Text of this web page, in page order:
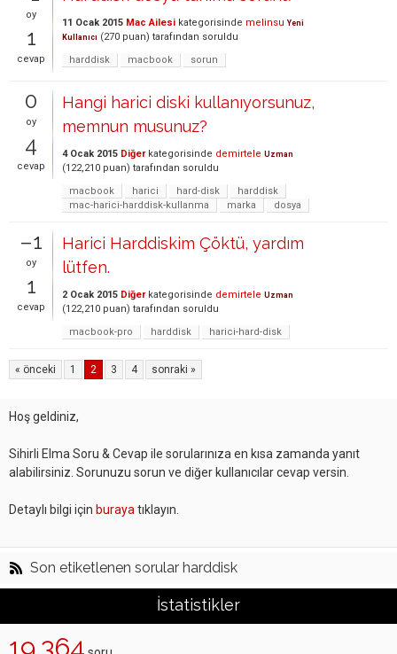
oy
1
cevap
11 Ocak 2015 Mac Ailesi kategorisinde melinsu Yeni
Kullanıcı (270 puan) tarafından soruldu
harddisk
macbook sorun
0
oy
4
cevap
Hangi harici diski kullanıyorsunuz,
memnun musunuz?
4 Ocak 2015 Diğerkategorisinde demirtele Uzman
(122,210 puan) tarafından soruldu
macbook
harici hard-disk
harddisk
mac-harici-harddisk-kullanma
marka dosya
–1
oy
1
cevap
Harici Harddiskim Çöktü, yardım
lütfen.
2 Ocak 2015 Diğerkategorisinde demirtele Uzman
(122,210 puan) tarafından soruldu
macbook-pro
harddisk harici-hard-disk
« önceki 1 2 3 4 sonraki »
Hoş geldiniz,
Sihirli Elma Soru & Cevap ile sorularınıza en kısa zamanda yanıt
alabilirsiniz. Sorunuzu sorun ve diğer kullanıcılar cevap versin.
Detaylı bilgi için buraya tıklayın.
Son etiketlenen sorular harddisk
İstatistikler
19,364